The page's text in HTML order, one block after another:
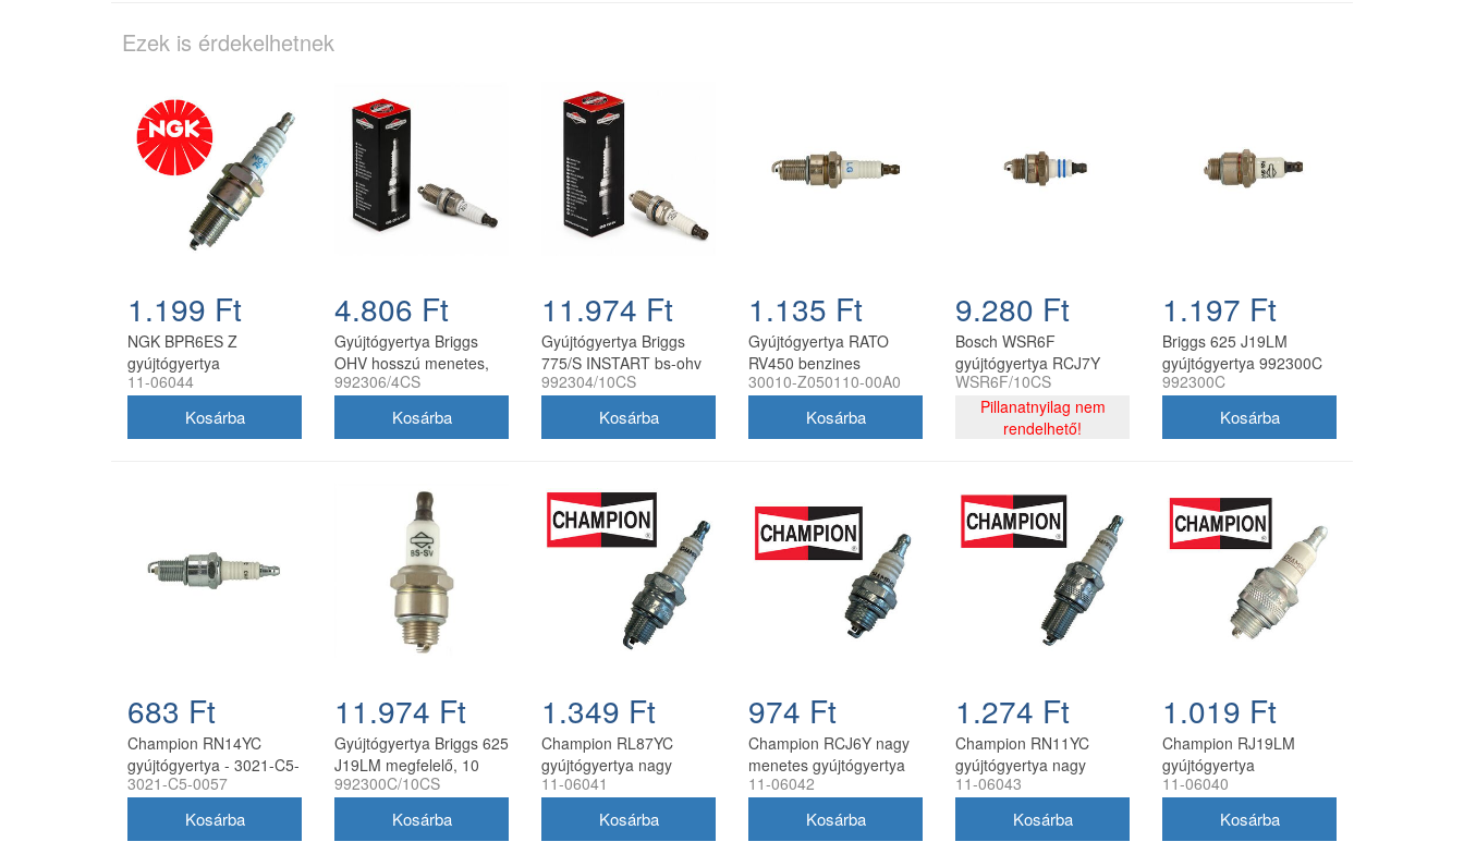
Ezek is érdekelhetnek
1.199 Ft
NGK BPR6ES Z
gyújtógyertya
ellenállással Honda kis
11-06044
4.806 Ft
Gyújtógyertya Briggs
OHV hosszú menetes,
16 mm kulcsnyílással
992306/4CS
11.974 Ft
Gyújtógyertya Briggs
775/S INSTART bs-ohv
992304
992304/10CS
1.135 Ft
Gyújtógyertya RATO
RV450 benzines
motorhoz F7RTC
30010-Z050110-00A0
9.280 Ft
Bosch WSR6F
gyújtógyertya RCJ7Y
megfelelő - 10 db/doboz
WSR6F/10CS
Pillanatnyilag nem
rendelhető!
1.197 Ft
Briggs 625 J19LM
gyújtógyertya 992300C
992300C
683 Ft
Champion RN14YC
gyújtógyertya - 3021-C5-
0057
3021-C5-0057
11.974 Ft
Gyújtógyertya Briggs 625
J19LM megfelelő, 10
darabos
992300C/10CS
1.349 Ft
Champion RL87YC
gyújtógyertya nagy
menetes
11-06041
974 Ft
Champion RCJ6Y nagy
menetes gyújtógyertya
11-06042
11-06042
1.274 Ft
Champion RN11YC
gyújtógyertya nagy
menetes Honda GCV,
11-06043
1.019 Ft
Champion RJ19LM
gyújtógyertya
fűkaszához, nagy menet,
11-06040